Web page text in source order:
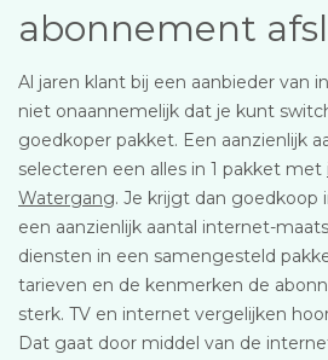
abonnement
Al jaren klant bij een aanbieder van
niet onaannemelijk dat je kunt
goedkoper pakket. Een aanzienlijk
selecteren een alles in 1 pakket met
Watergang. Je krijgt dan goedkoop
een aanzienlijk aantal internet-
diensten in een samengesteld
tarieven en de kenmerken de
sterk. TV en internet vergelijken
Dat gaat door middel van de